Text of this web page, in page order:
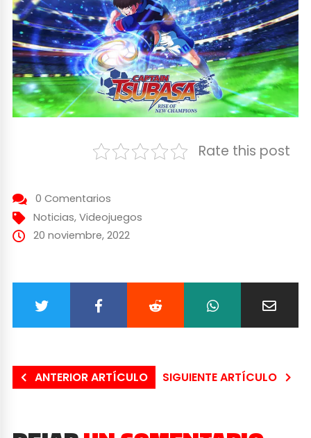
Rate this post
0 Comentarios
Noticias, Videojuegos
20 noviembre, 2022
ANTERIOR ARTÍCULO SIGUIENTE ARTÍCULO